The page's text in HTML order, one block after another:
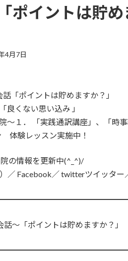
ポイントは貯
4月7日
「ポイントは貯めますか？」
くない思い込み 」
～１． 「実践通訳講座」、「時事
体験レッスン実施中！
の情報を更新中(^_^)/
／ Facebook／ twitterツイッター
～「ポイントは貯めますか？」